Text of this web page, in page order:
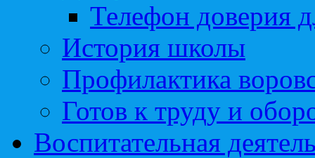
Телефон доверия
История школы
Профилактика
Готов к труду и
Воспитательная